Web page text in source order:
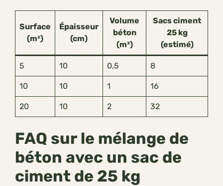
Surface
(m²)
Épaisseur
(cm)
Volume
béton
(m³)
Sacs ciment
25 kg
(estimé)
5 10 0,5 8
10 10 1 16
20 10 2 32
FAQ sur le mélange de
béton avec un sac de
ciment de 25 kg